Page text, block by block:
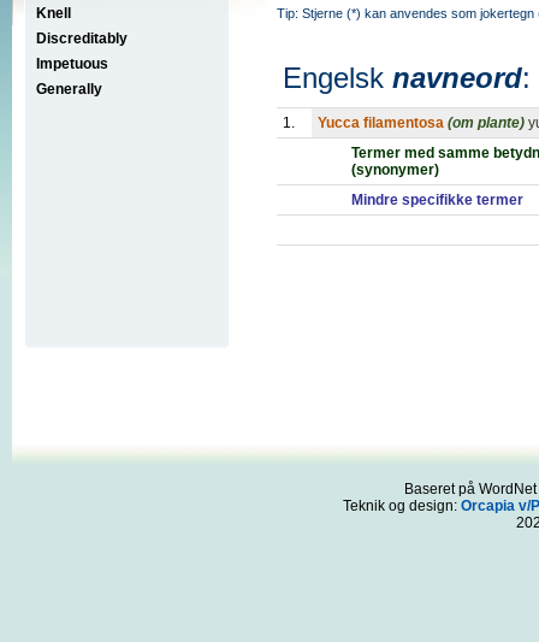
Knell
Discreditably
Impetuous
Generally
Tip: Stjerne (*) kan anvendes som
Engelsk navneord:
1. Yucca filamentosa (om plante)
Termer med samme
(synonymer)
Mindre specifikke termer
Baseret på
Teknik og design: Orcapia v/